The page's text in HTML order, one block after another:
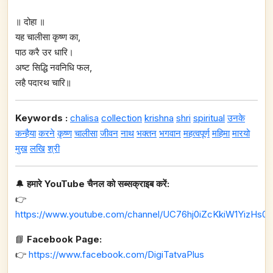
॥ दोहा ॥
यह चालीसा कृष्ण का,
पाठ करै उर धारि।
अष्ट सिद्धि नवनिधि फल,
लहै पदारथ चारि॥
Keywords : chalisa collection krishna shri spiritual उनके
कन्हैया करने कृष्ण चालीसा जीवन नाथ भक्तन भगवान महत्वपूर्ण महिमा मारयो
मुख लखि श्री
🔔हमारे YouTube चैनल को सब्सक्राइब करें:
👉
https://www.youtube.com/channel/
📘 Facebook Page:
👉 https://www.facebook.com/DigiTatvaPlus